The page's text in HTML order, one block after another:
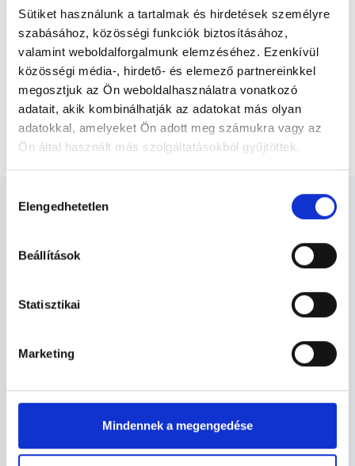
Sütiket használunk a tartalmak és hirdetések személyre
szabásához, közösségi funkciók biztosításához,
valamint weboldalforgalmunk elemzéséhez. Ezenkívül
közösségi média-, hirdető- és elemező partnereinkkel
megosztjuk az Ön weboldalhasználatra vonatkozó
adatait, akik kombinálhatják az adatokat más olyan
adatokkal, amelyeket Ön adott meg számukra vagy az
Ön által használt más szolgáltatásokból gyűjtöttek.
szabályzat:https://foglaljorvost.hu/info/foglaljorvost-
kiválasztása
Elengedhetetlen
Beállítások
Statisztikai
Marketing
Mindennek a megengedése
szakorvosjelölt önállóan láthat el feladatokat. A foglaljorvost.hu
felelősségét kizárja esetleges névazonosságért bármely szakorvos
Főoldal Dietetikus
Személyre szabott mintaétrend 1 hétre
SZAKTERÜLETEK
Szolgáltatások